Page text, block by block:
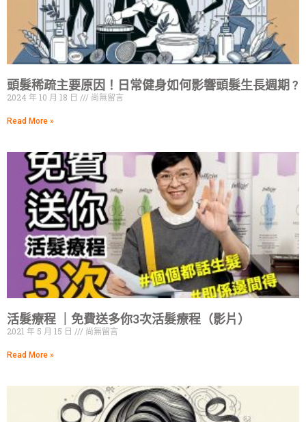
頭髮稀疏主要原因！日常健身如何影響頭髮生長週期 ?
2024 年 10 月 18 日 尚無留言
Read More »
活髮療程 ｜免費送多你3次活髮療程（影片）
2021 年 5 月 15 日 尚無留言
Read More »